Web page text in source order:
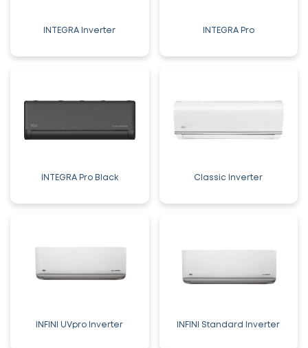
INTEGRA Inverter INTEGRA Pro
INTEGRA Pro Black Classic Inverter
INFINI UVpro Inverter INFINI Standard Inverter